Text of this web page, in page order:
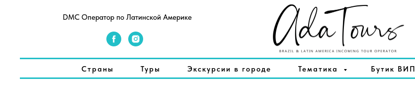
DMC Оператор по Латинской Америке
Страны Туры Экскурсии в городе Тематика Бутик ВИП